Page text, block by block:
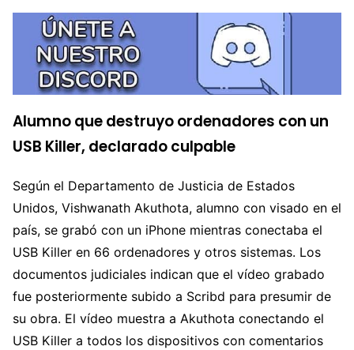
Alumno que destruyo ordenadores con un
USB Killer, declarado culpable
Según el Departamento de Justicia de Estados
Unidos, Vishwanath Akuthota, alumno con visado en el
país, se grabó con un iPhone mientras conectaba el
USB Killer en 66 ordenadores y otros sistemas. Los
documentos judiciales indican que el vídeo grabado
fue posteriormente subido a Scribd para presumir de
su obra. El vídeo muestra a Akuthota conectando el
USB Killer a todos los dispositivos con comentarios